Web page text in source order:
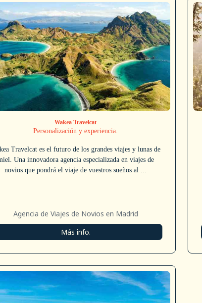
Wakea Travelcat
Personalización y experiencia.
Travelcat es el futuro de los grandes viajes y lunas de
Una innovadora agencia especializada en viajes de
novios que pondrá el viaje de vuestros sueños al ...
Agencia de Viajes de Novios en Madrid
Más info.